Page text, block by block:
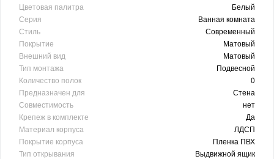
Цветовая палитра
Белый
Серия
Ванная комната
Стиль
Современный
Покрытие
Матовый
Внешний вид
Матовый
Тип монтажа
Подвесной
Количество полок
0
Предназначен для
Стена
Совместимость
нет
Крепеж в комплекте
Да
Материал корпуса
ЛДСП
Покрытие корпуса
Пленка ПВХ
Тип открывания
Выдвижной ящик